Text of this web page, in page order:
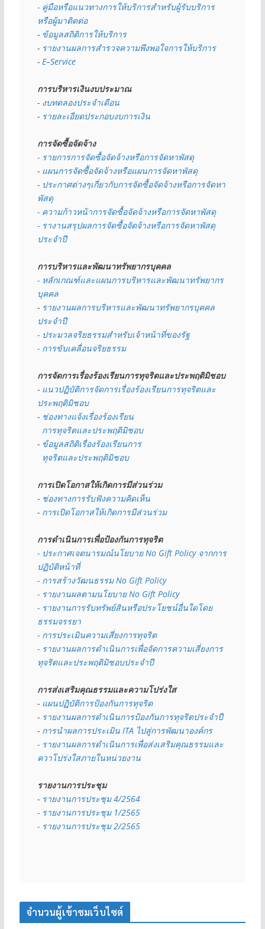
- คู่มือหรือแนวทางการให้บริการสำหรับผู้รับบริการ
หรือผู้มาติดต่อ
- ข้อมูลสถิติการให้บริการ
- รายงานผลการสำรวจความพึงพอใจการให้บริการ
- E–Service
การบริหารเงินงบประมาณ
- งบทดลองประจำเดือน
- รายละเอียดประกอบงบการเงิน
การจัดซื้อจัดจ้าง
- รายการการจัดซื้อจัดจ้างหรือการจัดหาพัสดุ
- แผนการจัดซื้อจัดจ้างหรือแผนการจัดหาพัสดุ
- ประกาศต่างๆเกี่ยวกับการจัดซื้อจัดจ้างหรือการจัดหา
พัสดุ
- ความก้าวหน้าการจัดซื้อจัดจ้างหรือการจัดหาพัสดุ
- รางานสรุปผลการจัดซื้อจัดจ้างหรือการจัดหาพัสดุ
ประจำปี
การบริหารและพัฒนาทรัพยากรบุคคล
- หลักเกณฑ์และแผนการบริหารและพัฒนาทรัพยากร
บุคคล
- รายงานผลการบริหารและพัฒนาทรัพยากรบุคคล
ประจำปี
- ประมวลจริยธรรมสำหรับเจ้าหน้าที่ของรัฐ
- การขับเคลื่อนจริยธรรม
การจัดการเรื่องร้องเรียนการทุจริตและประพฤติมิชอบ
- แนวปฏิบัติการจัดการเรื่องร้องเรียนการทุจริตและ
ประพฤติมิชอบ
- ช่องทางแจ้งเรื่องร้องเรียน
  การทุจริตและประพฤติมิชอบ
- ข้อมูลสถิติเรื่องร้องเรียนการ
  ทุจริตและประพฤติมิชอบ
การเปิดโอกาสให้เกิดการมีส่วนร่วม
- ช่องทางการรับฟังความคิดเห็น
- การเปิดโอกาสให้เกิดการมีส่วนร่วม
การดำเนินการเพื่อป้องกันการทุจริต
- ประกาศเจตนารมณ์นโยบาย No Gift Policy จากการ
ปฏิบัติหน้าที่
- การสร้างวัฒนธรรม No Gift Policy
- รายงานผลตามนโยบาย No Gift Policy
- รายงานการรับทรัพย์สินหรือประโยชน์อื่นใดโดย
ธรรมจรรยา
- การประเมินความเสี่ยงการทุจริต
- รายงานผลการดำเนินการเพื่อจัดการความเสี่ยงการ
ทุจริตและประพฤติมิชอบประจำปี
การส่งเสริมคุณธรรมและความโปร่งใส
- แผนปฏิบัติการป้องกันการทุจริต
- รายงานผลการดำเนินการป้องกันการทุจริตประจำปี
- การนำผลการประเมิน ITA ไปสู่การพัฒนาองค์กร
- รายงานผลการดำเนินการเพื่อส่งเสริมคุณธรรมและ
ควาโปร่งใสภายในหน่วยงาน
รายงานการประชุม
- รายงานการประชุม 4/2564
- รายงานการประชุม 1/2565
- รายงานการประชุม 2/2565
จำนวนผู้เข้าชมเว็บไซต์